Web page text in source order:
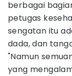
berbagai
petugas
sengatan itu
dada, dan
"Namun
yang